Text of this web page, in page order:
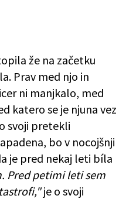
že na začetku
Prav med njo in
ni manjkalo, med
katero se je njuna vez
svoji pretekli
bo v nocojšnji
je pred nekaj leti bíla
Pred petimi leti sem
je o svoji